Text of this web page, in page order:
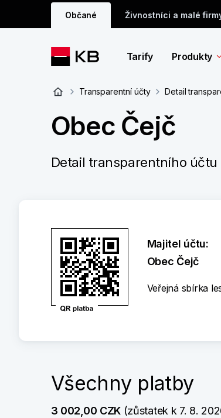
Občané Živnostníci a malé
Tarify Produkty
Transparentní účty Detail
Obec Čejč
Detail transparentního účtu
Majitel účtu:
Obec Čejč
Veřejná sbírka
Všechny platby
3 002,00 CZK (zůstatek k 7. 8.